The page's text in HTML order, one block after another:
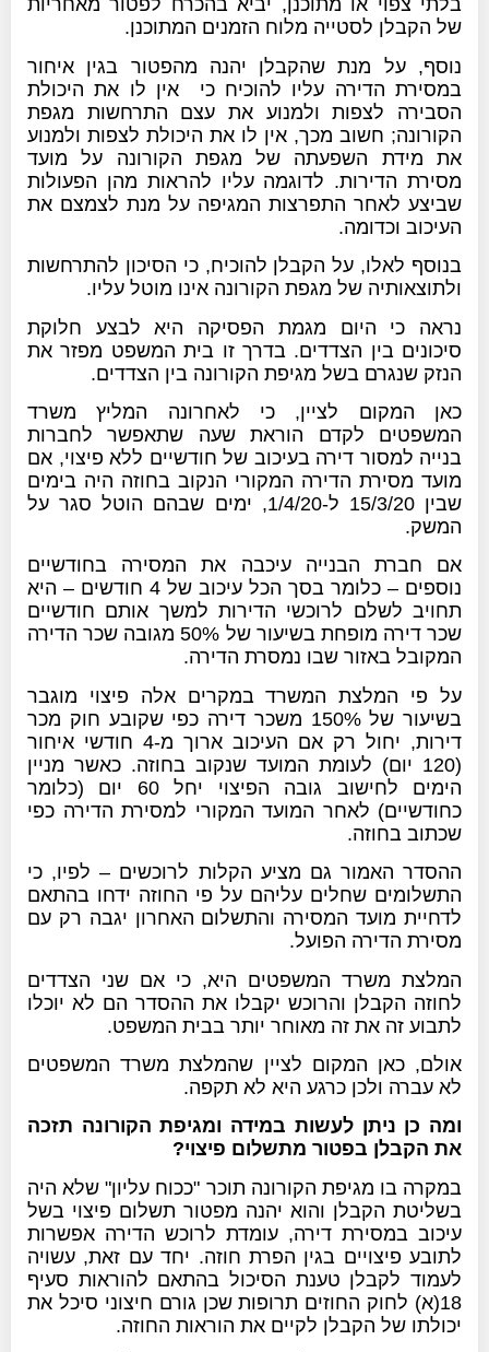
בלתי צפוי או מתוכנן, יביא בהכרח לפטור מאחריות
של הקבלן לסטייה מלוח הזמנים המתוכנן.
נוסף, על מנת שהקבלן יהנה מהפטור בגין איחור
במסירת הדירה עליו להוכיח כי אין לו את היכולת
הסבירה לצפות ולמנוע את עצם התרחשות מגפת
הקורונה; חשוב מכך, אין לו את היכולת לצפות ולמנוע
את מידת השפעתה של מגפת הקורונה על מועד
מסירת הדירות. לדוגמה עליו להראות מהן הפעולות
שביצע לאחר התפרצות המגיפה על מנת לצמצם את
העיכוב וכדומה.
בנוסף לאלו, על הקבלן להוכיח, כי הסיכון להתרחשות
ולתוצאותיה של מגפת הקורונה אינו מוטל עליו.
נראה כי היום מגמת הפסיקה היא לבצע חלוקת
סיכונים בין הצדדים. בדרך זו בית המשפט מפזר את
הנזק שנגרם בשל מגיפת הקורונה בין הצדדים.
כאן המקום לציין, כי לאחרונה המליץ משרד
המשפטים לקדם הוראת שעה שתאפשר לחברות
בנייה למסור דירה בעיכוב של חודשיים ללא פיצוי, אם
מועד מסירת הדירה המקורי הנקוב בחוזה היה בימים
שבין 15/3/20 ל-1/4/20, ימים שבהם הוטל סגר על
המשק.
אם חברת הבנייה עיכבה את המסירה בחודשיים
נוספים – כלומר בסך הכל עיכוב של 4 חודשים – היא
תחויב לשלם לרוכשי הדירות למשך אותם חודשיים
שכר דירה מופחת בשיעור של 50% מגובה שכר הדירה
המקובל באזור שבו נמסרת הדירה.
על פי המלצת המשרד במקרים אלה פיצוי מוגבר
בשיעור של 150% משכר דירה כפי שקובע חוק מכר
דירות, יחול רק אם העיכוב ארוך מ-4 חודשי איחור
(120 יום) לעומת המועד שנקוב בחוזה. כאשר מניין
הימים לחישוב גובה הפיצוי יחל 60 יום (כלומר
כחודשיים) לאחר המועד המקורי למסירת הדירה כפי
שכתוב בחוזה.
ההסדר האמור גם מציע הקלות לרוכשים – לפיו, כי
התשלומים שחלים עליהם על פי החוזה ידחו בהתאם
לדחיית מועד המסירה והתשלום האחרון יגבה רק עם
מסירת הדירה הפועל.
המלצת משרד המשפטים היא, כי אם שני הצדדים
לחוזה הקבלן והרוכש יקבלו את ההסדר הם לא יוכלו
לתבוע זה את זה מאוחר יותר בבית המשפט.
אולם, כאן המקום לציין שהמלצת משרד המשפטים
לא עברה ולכן כרגע היא לא תקפה.
ומה כן ניתן לעשות במידה ומגיפת הקורונה תזכה
את הקבלן בפטור מתשלום פיצוי?
במקרה בו מגיפת הקורונה תוכר "ככוח עליון" שלא היה
בשליטת הקבלן והוא יהנה מפטור תשלום פיצוי בשל
עיכוב במסירת דירה, עומדת לרוכש הדירה אפשרות
לתובע פיצויים בגין הפרת חוזה. יחד עם זאת, עשויה
לעמוד לקבלן טענת הסיכול בהתאם להוראות סעיף
18(א) לחוק החוזים תרופות שכן גורם חיצוני סיכל את
יכולתו של הקבלן לקיים את הוראות החוזה.